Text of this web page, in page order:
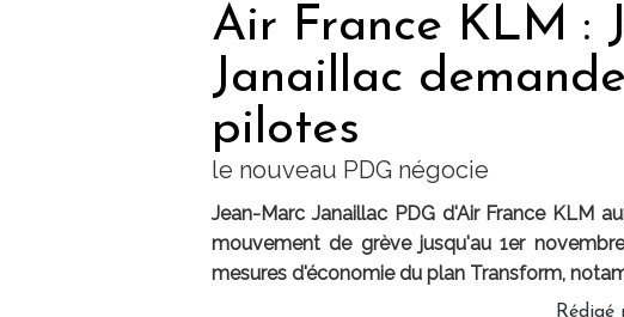
Air France KLM :
Janaillac
pilotes
le nouveau PDG négocie
Jean-Marc Janaillac PDG d'Air France KLM
mouvement de grève jusqu'au 1er
mesures d'économie du plan Transform,
Rédigé